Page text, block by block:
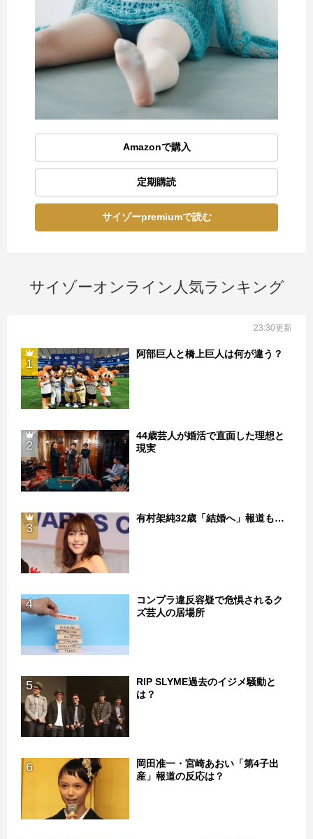
Amazonで購入
定期購読
サイゾーpremiumで読む
サイゾーオンライン人気ランキング
23:30更新
1
阿部巨人と橋上巨人は何が違う？
2
44歳芸人が婚活で直面した理想と
現実
3
有村架純32歳「結婚へ」報道も…
4
コンプラ違反容疑で危惧されるク
ズ芸人の居場所
5
RIP SLYME過去のイジメ騒動と
は？
6
岡田准一・宮崎あおい「第4子出
産」報道の反応は？